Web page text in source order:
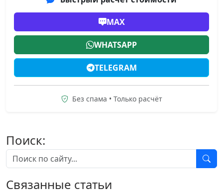
MAX
WHATSAPP
TELEGRAM
Без спама • Только расчёт
Поиск:
Связанные статьи